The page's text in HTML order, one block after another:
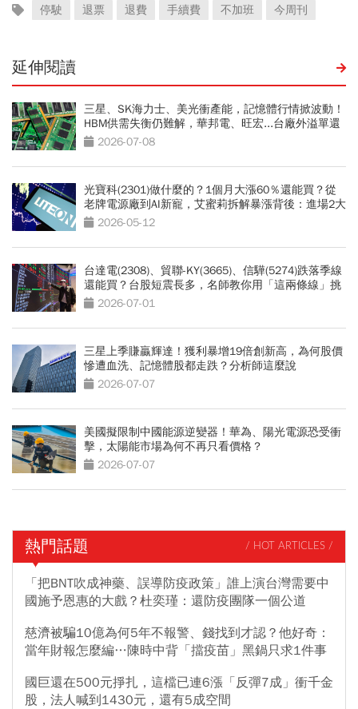
停駛 退票 退費 手續費 不加班 今周刊
延伸閱讀
三星、SK海力士、美光衝產能，記憶體行情掀波動！
HBM供需失衡仍難解，華邦電、旺宏...台廠外溢單還
能接多久？
2026-07-08
光寶科(2301)做什麼的？1個月大漲60％還能買？從
老牌電源廠到AI新寵，艾蜜莉拆解暴漲背後：進場2大
變數必看
2026-05-12
台達電(2308)、貿聯-KY(3665)、信驊(5274)跌落季線
還能買？台股短震長多，名師教你用「這兩條線」挑
強勢股
2026-07-01
三星上季賺贏輝達！獲利暴增19倍創新高，為何股價
慘遭血洗、記憶體股都走跌？分析師這麼說
2026-07-07
美國擬限制中國能源逆變器！華為、陽光電源恐受衝
擊，太陽能市場為何不再只看價格？
2026-07-07
熱門話題 / HOT ARTICLES /
「把BNT吹成神藥、誤導防疫政策」誰上演台灣需要中
國施予恩惠的大戲？杜奕瑾：還防疫團隊一個公道
慈濟被騙10億為何5年不報警、錢找到才認？他好奇：
當年財報怎麼編…陳時中背「擋疫苗」黑鍋只求1件事
國巨還在500元掙扎，這檔已連6漲「反彈7成」衝千金
股，法人喊到1430元，還有5成空間